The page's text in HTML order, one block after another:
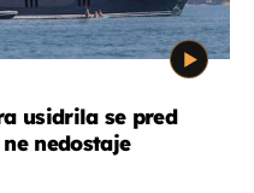
usidrila se pred
nedostaje